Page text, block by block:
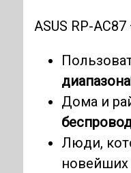
ASUS RP-
диапазона
Дома и
Люди,
новейших